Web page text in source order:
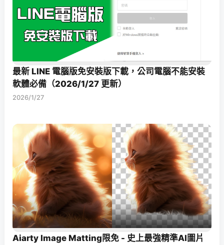
最新 LINE 電腦版免安裝版下載，公司電腦不能安裝
軟體必備（2026/1/27 更新）
2026/1/27
Aiarty Image Matting限免 - 史上最強精準AI圖片